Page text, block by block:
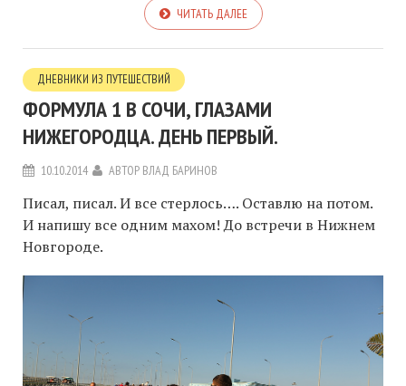
ЧИТАТЬ ДАЛЕЕ
ДНЕВНИКИ ИЗ ПУТЕШЕСТВИЙ
ФОРМУЛА 1 В СОЧИ, ГЛАЗАМИ
НИЖЕГОРОДЦА. ДЕНЬ ПЕРВЫЙ.
10.10.2014 АВТОР ВЛАД БАРИНОВ
Писал, писал. И все стерлось…. Оставлю на потом.
И напишу все одним махом! До встречи в Нижнем
Новгороде.